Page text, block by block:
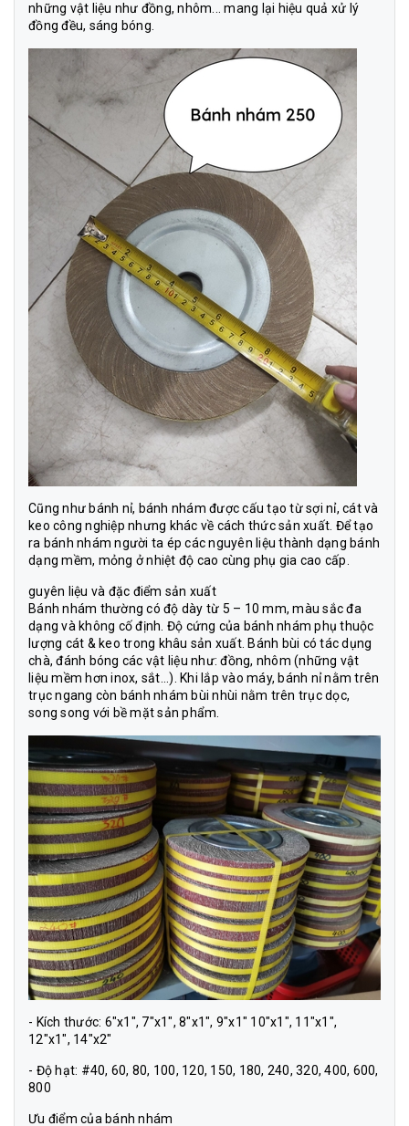
những vật liệu như đồng, nhôm... mang lại hiệu quả xử lý
đồng đều, sáng bóng.
Cũng như bánh nỉ, bánh nhám được cấu tạo từ sợi nỉ, cát và
keo công nghiệp nhưng khác về cách thức sản xuất. Để tạo
ra bánh nhám người ta ép các nguyên liệu thành dạng bánh
dạng mềm, mỏng ở nhiệt độ cao cùng phụ gia cao cấp.
guyên liệu và đặc điểm sản xuất
Bánh nhám thường có độ dày từ 5 – 10 mm, màu sắc đa
dạng và không cố định. Độ cứng của bánh nhám phụ thuộc
lượng cát & keo trong khâu sản xuất. Bánh bùi có tác dụng
chà, đánh bóng các vật liệu như: đồng, nhôm (những vật
liệu mềm hơn inox, sắt...). Khi lắp vào máy, bánh nỉ nằm trên
trục ngang còn bánh nhám bùi nhùi nằm trên trục dọc,
song song với bề mặt sản phẩm.
- Kích thước: 6"x1", 7"x1", 8"x1", 9"x1" 10"x1", 11"x1",
12"x1", 14"x2"
- Độ hạt: #40, 60, 80, 100, 120, 150, 180, 240, 320, 400, 600,
800
Ưu điểm của bánh nhám